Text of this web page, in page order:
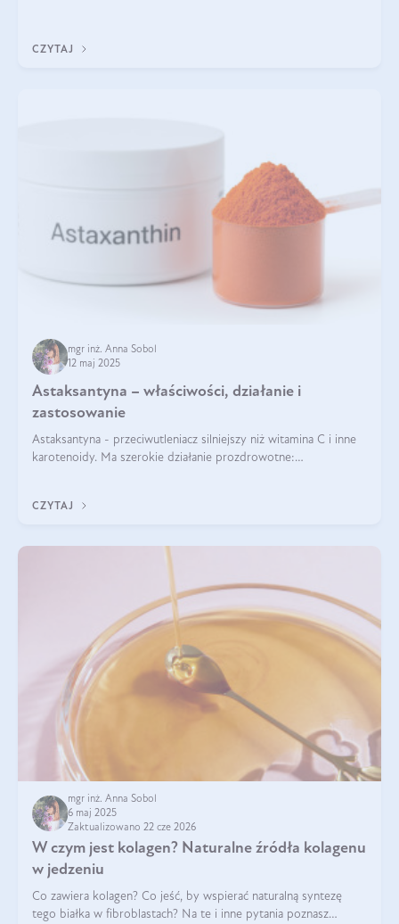
CZYTAJ
mgr inż. Anna Sobol
12 maj 2025
Astaksantyna – właściwości, działanie i
zastosowanie
Astaksantyna - przeciwutleniacz silniejszy niż witamina C i inne
karotenoidy. Ma szerokie działanie prozdrowotne:
CZYTAJ
mgr inż. Anna Sobol
6 maj 2025
Zaktualizowano 22 cze 2026
W czym jest kolagen? Naturalne źródła kolagenu
w jedzeniu
Co zawiera kolagen? Co jeść, by wspierać naturalną syntezę
tego białka w fibroblastach? Na te i inne pytania poznasz